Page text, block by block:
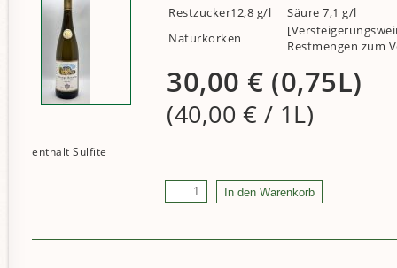
Restzucker12,8 g/l
Säure 7,1 g/l
Naturkorken
Restmengen zum
30,00 € (0,75L)
(40,00 € / 1L)